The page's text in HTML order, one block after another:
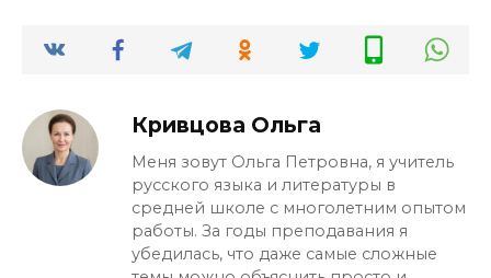
просто старая бумажка. Страх перед
«плохими» словами уходит, и язык
Кривцова Ольга
Меня зовут Ольга Петровна, я учитель
русского языка и литературы в
средней школе с многолетним опытом
работы. За годы преподавания я
убедилась, что даже самые сложные